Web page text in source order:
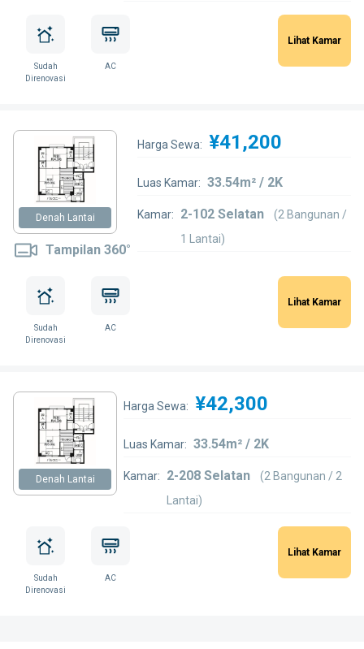
Sudah
Direnovasi
AC
Lihat Kamar
Denah Lantai
Tampilan 360°
Harga Sewa: ¥41,200
Luas Kamar: 33.54m² / 2K
Kamar: 2-102 Selatan
(2 Bangunan /
1 Lantai)
Sudah
Direnovasi
AC
Lihat Kamar
Denah Lantai
Harga Sewa: ¥42,300
Luas Kamar: 33.54m² / 2K
Kamar: 2-208 Selatan
(2 Bangunan / 2
Lantai)
Sudah
Direnovasi
AC
Lihat Kamar